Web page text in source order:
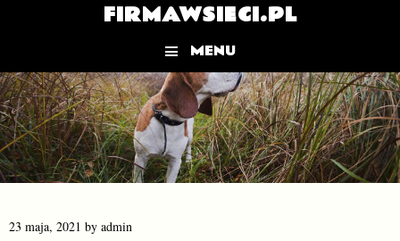
FIRMAWSIECI.PL
MENU
Skip to content
23 maja, 2021 by admin